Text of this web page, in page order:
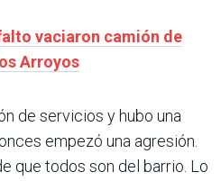
vaciaron camión de
Arroyos
de servicios y hubo una
empezó una agresión.
que todos son del barrio. Lo